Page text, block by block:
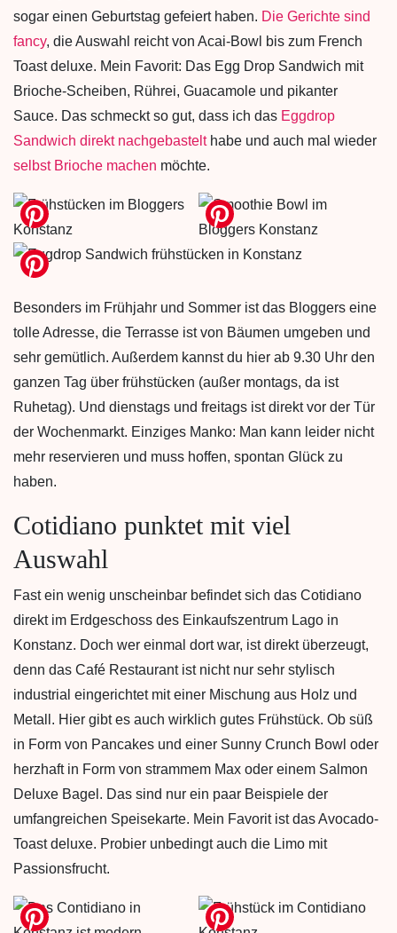
sogar einen Geburtstag gefeiert haben. Die Gerichte sind
fancy, die Auswahl reicht von Acai-Bowl bis zum French
Toast deluxe. Mein Favorit: Das Egg Drop Sandwich mit
Brioche-Scheiben, Rührei, Guacamole und pikanter
Sauce. Das schmeckt so gut, dass ich das Eggdrop
Sandwich direkt nachgebastelthabe und auch mal wieder
selbst Brioche machen möchte.
Besonders im Frühjahr und Sommer ist das Bloggers eine
tolle Adresse, die Terrasse ist von Bäumen umgeben und
sehr gemütlich. Außerdem kannst du hier ab 9.30 Uhr den
ganzen Tag über frühstücken (außer montags, da ist
Ruhetag). Und dienstags und freitags ist direkt vor der Tür
der Wochenmarkt. Einziges Manko: Man kann leider nicht
mehr reservieren und muss hoffen, spontan Glück zu
haben.
Cotidiano punktet mit viel
Auswahl
Fast ein wenig unscheinbar befindet sich das Cotidiano
direkt im Erdgeschoss des Einkaufszentrum Lago in
Konstanz. Doch wer einmal dort war, ist direkt überzeugt,
denn das Café Restaurant ist nicht nur sehr stylisch
industrial eingerichtet mit einer Mischung aus Holz und
Metall. Hier gibt es auch wirklich gutes Frühstück. Ob süß
in Form von Pancakes und einer Sunny Crunch Bowl oder
herzhaft in Form von strammem Max oder einem Salmon
Deluxe Bagel. Das sind nur ein paar Beispiele der
umfangreichen Speisekarte. Mein Favorit ist das Avocado-
Toast deluxe. Probier unbedingt auch die Limo mit
Passionsfrucht.